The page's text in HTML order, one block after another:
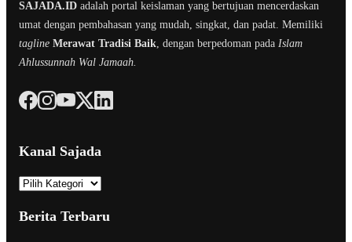
SAJADA.ID adalah portal keislaman yang bertujuan mencerdaskan
umat dengan pembahasan yang mudah, singkat, dan padat. Memiliki
tagline Merawat Tradisi Baik, dengan berpedoman pada Islam
Ahlussunnah Wal Jamaah.
Kanal Sajada
K
n
Berita Terbaru